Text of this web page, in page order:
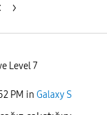
Level 7
PM in Galaxy S